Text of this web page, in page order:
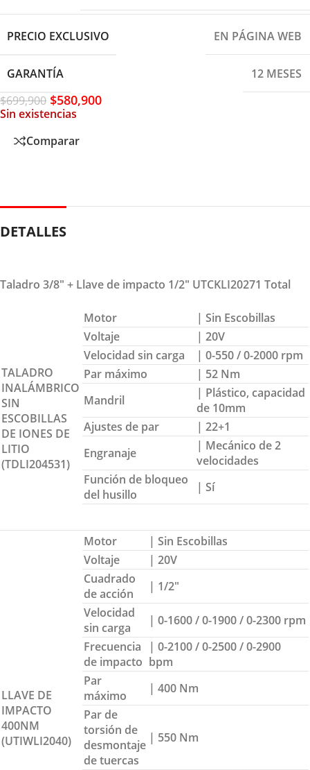
PRECIO EXCLUSIVO EN PÁGINA WEB
GARANTÍA
12 MESES
$699,900 $580,900
Sin existencias
Comparar
DETALLES
Taladro 3/8″ + Llave de impacto 1/2″ UTCKLI20271 Total
TALADRO
INALÁMBRICO
SIN
ESCOBILLAS
DE IONES DE
LITIO
(TDLI204531)
Motor
| Sin Escobillas
Voltaje
| 20V
Velocidad sin carga
| 0-550 / 0-2000 rpm
Par máximo
| 52 Nm
Mandril
| Plástico, capacidad
de 10mm
Ajustes de par
| 22+1
Engranaje
| Mecánico de 2
velocidades
Función de bloqueo
del husillo
| Sí
LLAVE DE
IMPACTO
400NM
(UTIWLI2040)
Motor
| Sin Escobillas
Voltaje
| 20V
Cuadrado
de acción
| 1/2″
Velocidad
sin carga
| 0-1600 / 0-1900 / 0-2300 rpm
Frecuencia
de impacto
| 0-2100 / 0-2500 / 0-2900
bpm
Par
máximo
| 400 Nm
Par de
torsión de
desmontaje
de tuercas
| 550 Nm